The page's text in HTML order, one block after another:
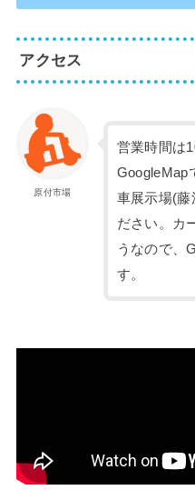
アクセス
原付市場
営業時間は
GoogleMap
車展示場(藤
ださい。カ
うなので、
す。